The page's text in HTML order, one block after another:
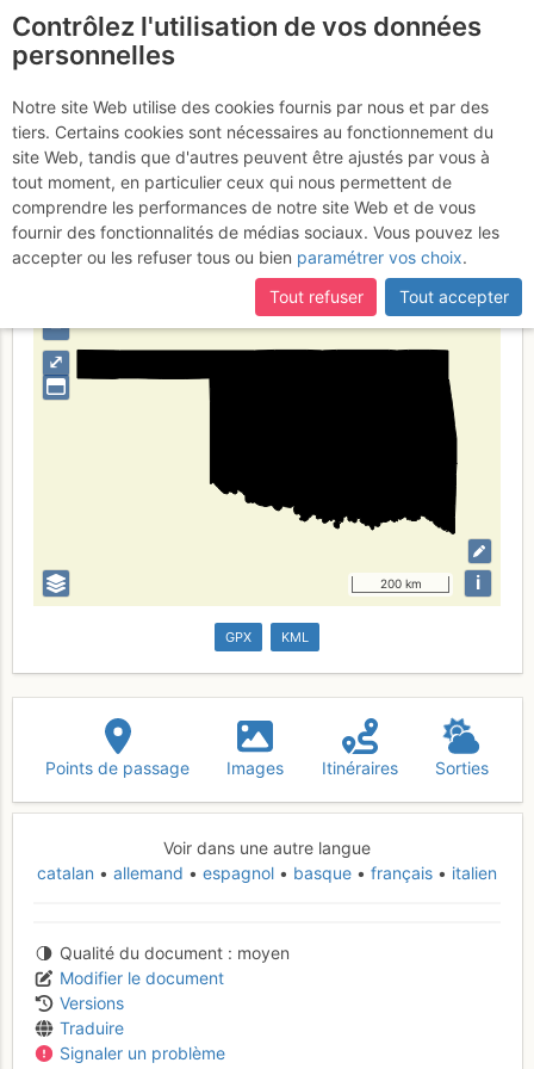
Oklahoma
Type de région limite administrative
⤢
–
200 km i
GPX KML
Points de passage Images Itinéraires Sorties
Voir dans une autre langue
catalan
allemand espagnol basque français italien
Qualité du document
moyen
Modifier le document
Versions
Traduire
Signaler un problème
Contrôlez l'utilisation de vos données
personnelles
Notre site Web utilise des cookies fournis par nous et par des
tiers. Certains cookies sont nécessaires au fonctionnement du
site Web, tandis que d'autres peuvent être ajustés par vous à
tout moment, en particulier ceux qui nous permettent de
comprendre les performances de notre site Web et de vous
fournir des fonctionnalités de médias sociaux. Vous pouvez les
accepter ou les refuser tous ou bien paramétrer vos choix.
Tout refuser
Tout accepter